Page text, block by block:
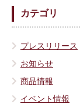
カテゴリ
プレスリリース
お知らせ
商品情報
イベント情報